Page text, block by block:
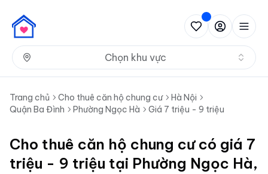
Chọn khu vực
Trang chủ Cho thuê căn hộ chung cư
Hà Nội
Quận Ba Đình
Phường Ngọc Hà Giá 7 triệu - 9 triệu
Cho thuê căn hộ chung cư có giá 7
triệu - 9 triệu tại Phường Ngọc Hà,